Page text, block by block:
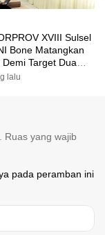
XVIII Sulsel
Bone Matangkan
Target Dua
lalu
Ruas yang wajib
pada peramban ini